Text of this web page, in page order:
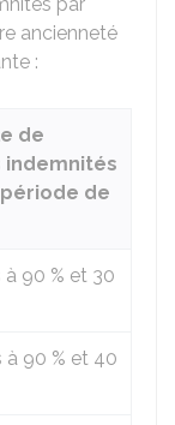
ancienneté
:
de
de
à 90 % et 30
à 90 % et 40